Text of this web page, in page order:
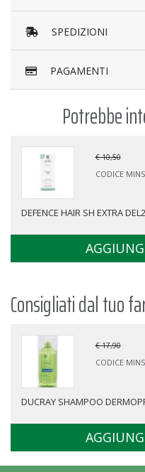
SPEDIZIONI
PAGAMENTI
Potrebbe
€ 10,50
CODICE
DEFENCE HAIR SH EXTRA
Consigliati dal tuo
€ 17,90
CODICE
DUCRAY SHAMPOO